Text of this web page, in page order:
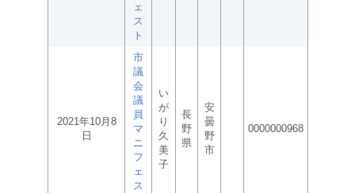
ェ
ス
ト
2021年10月8
日
市
議
会
議
員
マ
ニ
フ
ェ
ス
い
が
り
久
美
子
長
野
県
安
曇
野
市
0000000968